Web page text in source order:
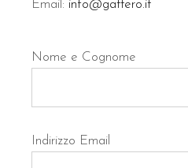
Email: info@gattero.it
Nome e Cognome
Indirizzo Email